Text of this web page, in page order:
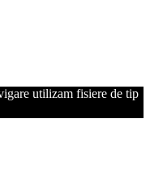
utilizam fisiere de tip